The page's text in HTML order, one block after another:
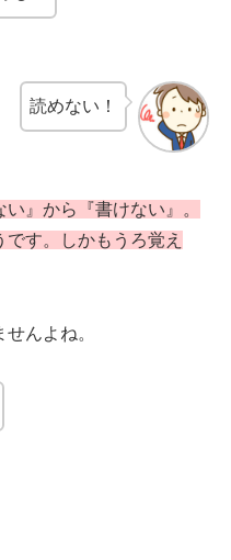
読めない！
』から『書けない』。
す。しかもうろ覚え
んよね。